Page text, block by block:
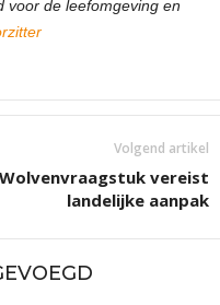
voor de leefomgeving en
Volgend artikel
Wolvenvraagstuk vereist
landelijke aanpak